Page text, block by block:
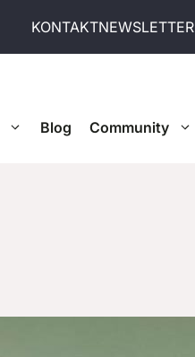
KONTAKTNEWSLETTER
Blog Community